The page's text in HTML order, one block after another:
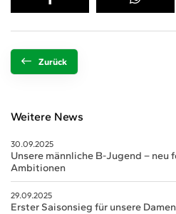
Zurück
Weitere News
30.09.2025
Unsere männliche B-Jugend – neu
Ambitionen
29.09.2025
Erster Saisonsieg für unsere Damen